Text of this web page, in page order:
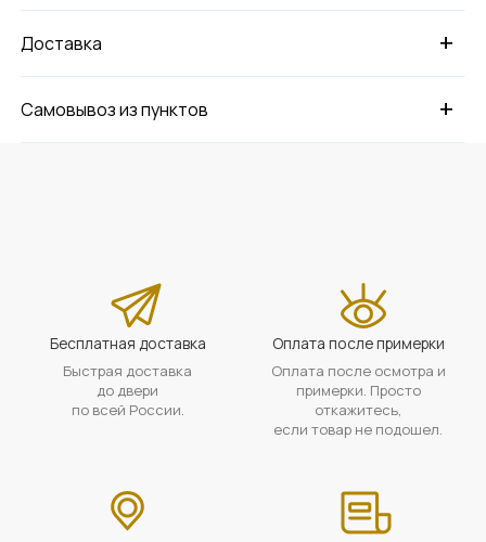
+
Доставка
+
Самовывоз из пунктов
Бесплатная доставка
Быстрая доставка
до двери
по всей России.
Оплата после примерки
Оплата после осмотра и
примерки. Просто
откажитесь,
если товар не подошел.